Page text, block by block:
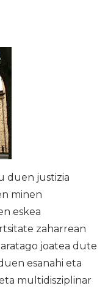
duen justizia
minen
eskea
zaharrean
joatea dute
esanahi eta
multidisziplinar